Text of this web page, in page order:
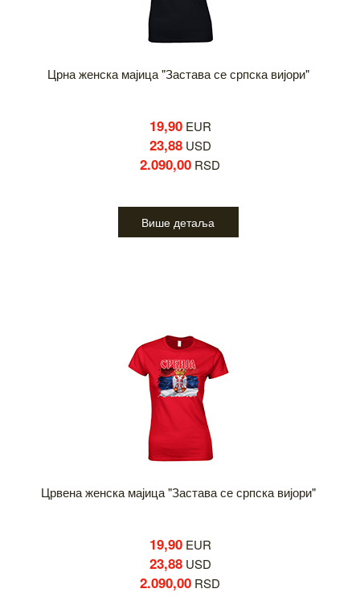
Црна женска мајица "Застава се српска вијори"
19,90EUR
23,88USD
2.090,00 RSD
Више детаља
Црвена женска мајица "Застава се српска вијори"
19,90EUR
23,88USD
2.090,00 RSD